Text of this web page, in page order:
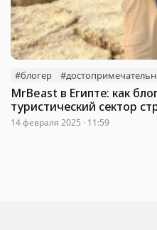
#блогер
MrBeast в Египте: как
туристический сектор
14 февраля 2025 · 11:59